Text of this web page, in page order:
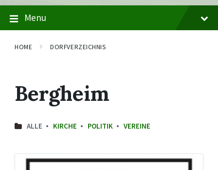
Menu
HOME DORFVERZEICHNIS
Bergheim
ALLE KIRCHE POLITIK VEREINE